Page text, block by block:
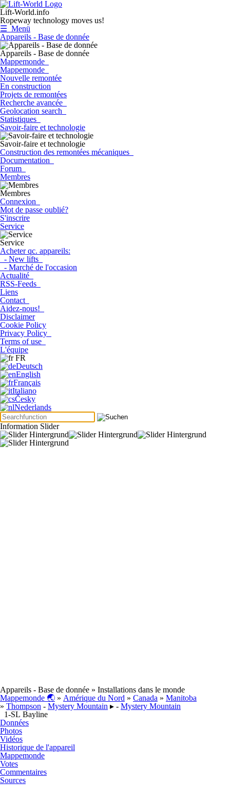
Lift-World.info
Ropeway technology moves us!
☰ Menü
Appareils - Base de donnée
Appareils - Base de donnée
Mappemonde
Mappemonde
Nouvelle remontée
En construction
Projets de remontées
Recherche avancée
Geolocation search
Statistiques
Savoir-faire et technologie
Savoir-faire et technologie
Construction des remontées mécaniques
Documentation
Forum
Membres
Membres
Connexion
Mot de passe oublié?
S'inscrire
Service
Service
Acheter qc. appareils:
- New lifts
- Marché de l'occasion
Actualité
RSS-Feeds
Liens
Contact
Aidez-nous!
Disclaimer
Cookie Policy
Privacy Policy
Terms of use
L'équipe
FR
Deutsch
English
Français
Italiano
Česky
Nederlands
Information Slider
Appareils - Base de donnée » Installations dans le monde
Mappemonde 🌏 » Amérique du Nord » Canada » Manitoba
» Thompson - Mystery Mountain ▸ - Mystery Mountain
1-SL Bayline
Données
Photos
Vidéos
Historique de l'appareil
Mappemonde
Votes
Commentaires
Sources